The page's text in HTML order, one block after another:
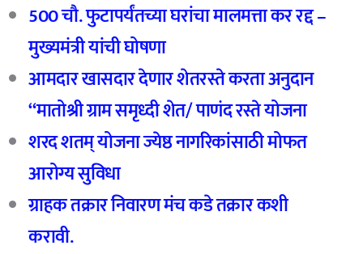
500 चौ. फुटापर्यंतच्या घरांचा मालमत्ता कर रद्द –
मुख्यमंत्री यांची घोषणा
आमदार खासदार देणार शेतरस्ते करता अनुदान
“मातोश्री ग्राम समृध्दी शेत/ पाणंद रस्ते योजना
शरद शतम् योजना ज्येष्ठ नागरिकांसाठी मोफत
आरोग्य सुविधा
ग्राहक तक्रार निवारण मंच कडे तक्रार कशी
करावी.